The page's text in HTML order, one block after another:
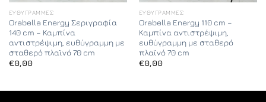
ΕΥΘΎΓΡΑΜΜΕΣ
Orabella Energy Σεριγραφία
140 cm – Καμπίνα
αντιστρέψιμη, ευθύγραμμη με
σταθερό πλαϊνό 70 cm
€0,00
ΕΥΘΎΓΡΑΜΜΕΣ
Orabella Energy 110 cm –
Καμπίνα αντιστρέψιμη,
ευθύγραμμη με σταθερό
πλαϊνό 70 cm
€0,00